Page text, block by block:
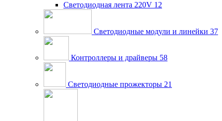
Светодиодная лента 220V 12
Светодиодные модули и линейки 37
Контроллеры и драйверы 58
Светодиодные прожекторы 21